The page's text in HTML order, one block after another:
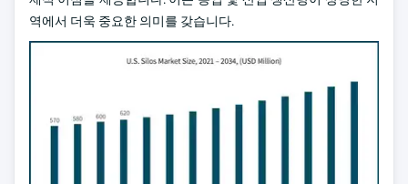
역에서 더욱 중요한 의미를 갖습니다.